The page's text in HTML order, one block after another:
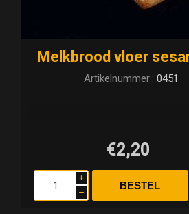
Melkbrood vloer
Artikelnummer:: 0451
€2,20
i
h